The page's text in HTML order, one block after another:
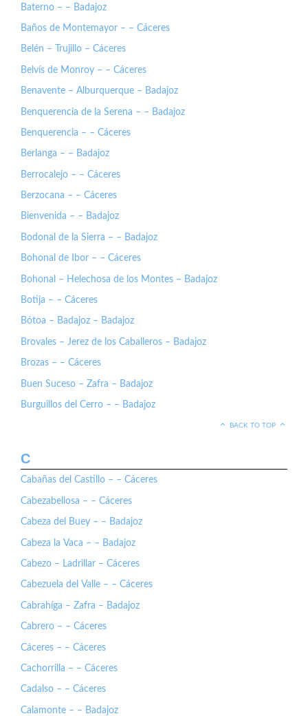
Baterno – – Badajoz
Baños de Montemayor – – Cáceres
Belén – Trujillo – Cáceres
Belvís de Monroy – – Cáceres
Benavente – Alburquerque – Badajoz
Benquerencia de la Serena – – Badajoz
Benquerencia – – Cáceres
Berlanga – – Badajoz
Berrocalejo – – Cáceres
Berzocana – – Cáceres
Bienvenida – – Badajoz
Bodonal de la Sierra – – Badajoz
Bohonal de Ibor – – Cáceres
Bohonal – Helechosa de los Montes – Badajoz
Botija – – Cáceres
Bótoa – Badajoz – Badajoz
Brovales – Jerez de los Caballeros – Badajoz
Brozas – – Cáceres
Buen Suceso – Zafra – Badajoz
Burguillos del Cerro – – Badajoz
BACK TO TOP
C
Cabañas del Castillo – – Cáceres
Cabezabellosa – – Cáceres
Cabeza del Buey – – Badajoz
Cabeza la Vaca – – Badajoz
Cabezo – Ladrillar – Cáceres
Cabezuela del Valle – – Cáceres
Cabrahíga – Zafra – Badajoz
Cabrero – – Cáceres
Cáceres – – Cáceres
Cachorrilla – – Cáceres
Cadalso – – Cáceres
Calamonte – – Badajoz